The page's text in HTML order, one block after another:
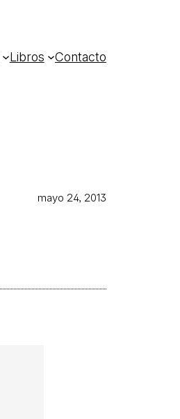
Libros Contacto
mayo 24, 2013